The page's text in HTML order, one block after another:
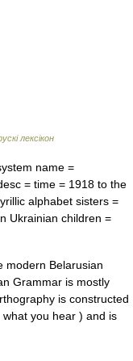
лексікон
name =
= time = 1918 to the
alphabet sisters =
Ukrainian children =
Belarusian
Grammar is mostly
is constructed
you hear ) and is